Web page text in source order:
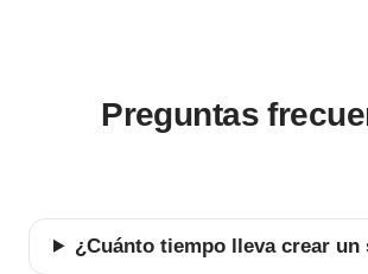
Preguntas
¿Cuánto tiempo lleva crear un